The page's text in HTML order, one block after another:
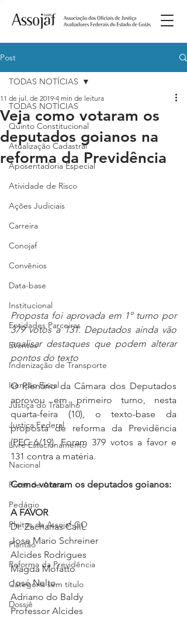
Post
TODAS NOTÍCIAS
Quinto Constitucional
Atualização Cadastral
Aposentadoria Especial
Atividade de Risco
Ações Judiciais
Carreira
Conojaf
Convênios
Data-base
Institucional
Entidades Parceiras
Eventos
Indenização de Transporte
Isenção Fiscal
Justiça do Trabalho
Justiça Federal
Livre Estacionamento
Nacional
Porte de Arma
Pedágio
Pleitos da Assojaf-GO
Plantão
Reforma da Previdência
Categoria sem título
Dossiê
TODAS NOTÍCIAS
Veja como votaram os
deputados goianos na
reforma da Previdência
11 de jul. de 2019 4 min de leitura
Proposta foi aprovada em 1º turno por
379 votos a 131. Deputados ainda vão
analisar destaques que podem alterar
pontos do texto
O Plenário da Câmara dos Deputados
aprovou em primeiro turno, nesta
quarta-feira (10), o texto-base da
proposta de reforma da Previdência
(PEC 6/19). Foram 379 votos a favor e
131 contra a matéria.
Como votaram os deputados goianos:
A FAVOR
Dr. Zacharias CaliL
Jose Mario Schreiner
Alcides Rodrigues
Magda Mofatto
José Nelto
Adriano do Baldy
Professor Alcides